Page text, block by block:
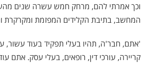
וכך אמרתי להם, מרחק חמש עשרה שנים
המחשב, בתיבת הקלידים המפזמת ומקרקרת
'אתם, חבר'ה, תהיו בעלי תפקיד בעוד עשור,
קריירה, עורכי דין, רופאים, בעלי עסק. אתם